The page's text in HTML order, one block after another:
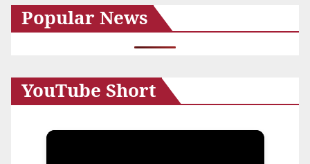
イ
ブ
Popular News
YouTube Short